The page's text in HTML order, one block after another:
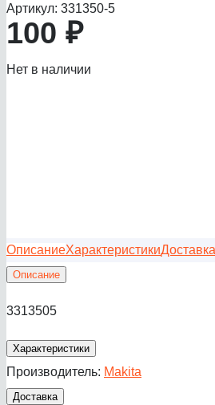
Артикул: 331350-5
100 ₽
Нет в наличии
ОписаниеХарактеристикиДоставка
Описание
3313505
Характеристики
Производитель: Makita
Доставка